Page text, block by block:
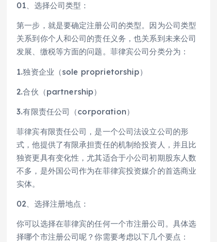
01、选择公司类型：
第一步，就是要确定注册公司的类型。因为公司类型
关系到你个人和公司的责任义务，也关系到未来公司
发展、缴税等方面的问题。菲律宾公司分类分为：
1.独资企业（sole proprietorship）
2.合伙（partnership）
3.有限责任公司（corporation）
菲律宾有限责任公司，是一个公司法设立公司的形
式，他提供了有限承担责任的机制给投资人，并且比
独资更具有变化性，尤其适合于小公司初期股东人数
不多，是外国公司作为在菲律宾投资媒介的首选商业
实体。
02、选择注册地点：
你可以选择在菲律宾的任何一个市注册公司。具体选
择哪个市注册公司呢？你需要考虑以下几个要点：